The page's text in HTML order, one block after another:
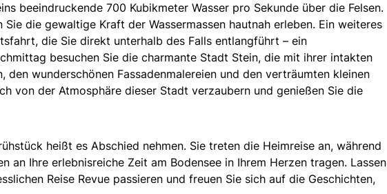
beeindruckende 700 Kubikmeter Wasser pro Sekunde über die Felsen.
Sie die gewaltige Kraft der Wassermassen hautnah erleben. Ein weiteres
die Sie direkt unterhalb des Falls entlangführt – ein
besuchen Sie die charmante Stadt Stein, die mit ihrer intakten
den wunderschönen Fassadenmalereien und den verträumten kleinen
von der Atmosphäre dieser Stadt verzaubern und genießen Sie die
heißt es Abschied nehmen. Sie treten die Heimreise an, während
an Ihre erlebnisreiche Zeit am Bodensee in Ihrem Herzen tragen. Lassen
Reise Revue passieren und freuen Sie sich auf die Geschichten,